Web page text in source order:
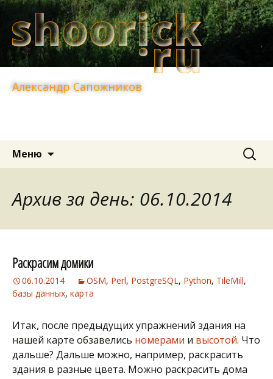
Александр Сапожников
Меню Найти:
Архив за день: 06.10.2014
Раскрасим домики
06.10.2014 OSM, Perl, PostgreSQL, Python, TileMill,
базы данных, карта
Итак, после предыдущих упражнений здания на
нашей карте обзавелись номерами и высотой. Что
дальше? Дальше можно, например, раскрасить
здания в разные цвета. Можно раскрасить дома